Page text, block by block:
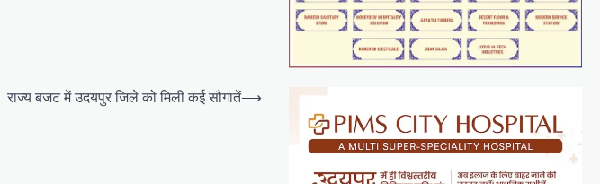
राज्य बजट में उदयपुर जिले को मिली कई सौगातें⟶